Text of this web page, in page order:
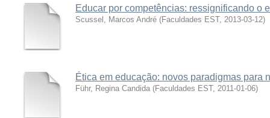
Educar por competências: ressignificando o
Scussel, Marcos André (Faculdades EST, 2013-03-12)
Ética em educação: novos paradigmas para
Führ, Regina Candida (Faculdades EST, 2011-01-06)